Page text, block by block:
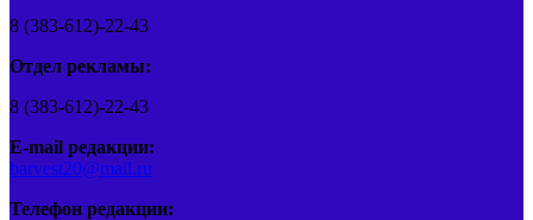
8 (383-612)-22-43
Отдел рекламы:
8 (383-612)-22-43
E-mail редакции:
barvest20@mail.ru
Телефон редакции: